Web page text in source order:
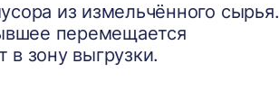
из измельчённого сырья.
перемещается
зону выгрузки.